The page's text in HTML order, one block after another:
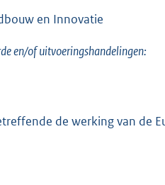
en Innovatie
en/of uitvoeringshandelingen:
de werking van de